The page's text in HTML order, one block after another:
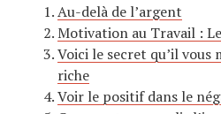
Au-delà de l’argent
Motivation au Travail :
Voici le secret qu’il
riche
Voir le positif dans le